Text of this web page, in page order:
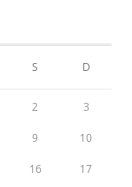
S D
2 3
9 10
16 17